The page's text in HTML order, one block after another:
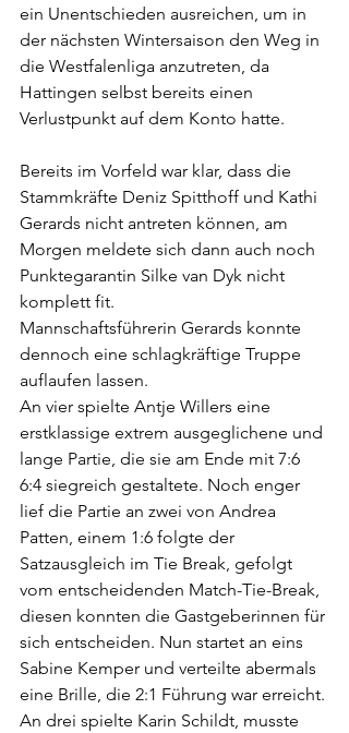
ein Unentschieden ausreichen, um in
der nächsten Wintersaison den Weg in
die Westfalenliga anzutreten, da
Hattingen selbst bereits einen
Verlustpunkt auf dem Konto hatte.
Bereits im Vorfeld war klar, dass die
Stammkräfte Deniz Spitthoff und Kathi
Gerards nicht antreten können, am
Morgen meldete sich dann auch noch
Punktegarantin Silke van Dyk nicht
komplett fit.
Mannschaftsführerin Gerards konnte
dennoch eine schlagkräftige Truppe
auflaufen lassen.
An vier spielte Antje Willers eine
erstklassige extrem ausgeglichene und
lange Partie, die sie am Ende mit 7:6
6:4 siegreich gestaltete. Noch enger
lief die Partie an zwei von Andrea
Patten, einem 1:6 folgte der
Satzausgleich im Tie Break, gefolgt
vom entscheidenden Match-Tie-Break,
diesen konnten die Gastgeberinnen für
sich entscheiden. Nun startet an eins
Sabine Kemper und verteilte abermals
eine Brille, die 2:1 Führung war erreicht.
An drei spielte Karin Schildt, musste